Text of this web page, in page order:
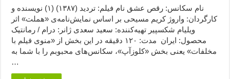
نام سکانس: رقص عشق نام فیلم: تردید (۱۳۸۷) (۱) نویسنده و
کارگردان: واروژ کریم مسیحی بر اساس نمایش‌نامه‌ی «هملت» اثر
ویلیام شکسپیر تهیه‌کننده: سعید سعدی ژانر: درام / رمانتیک
محصول: ایران مدت: ۱۲۰ دقیقه در این بخش از «منوی فیلم با
مخلفات» یعنی بخش «کلوزآپ»، سکانس‌های محبوبم را با شما به
…